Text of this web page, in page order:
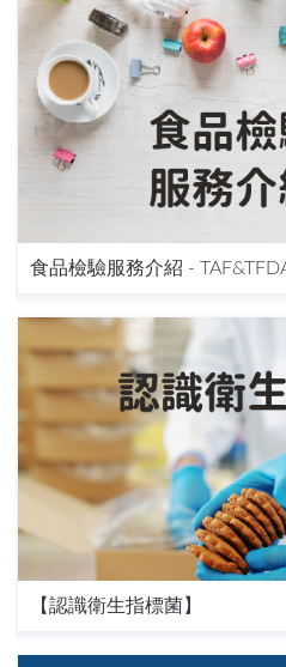
食品檢驗服務介紹 -
【認識衛生指標菌】